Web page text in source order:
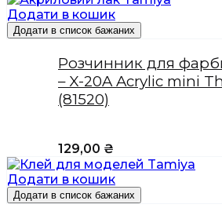
Додати в кошик
Додати в список бажаних
Розчинник для
– X-20A Acrylic mini
(81520)
129,00 ₴
Додати в кошик
Додати в список бажаних